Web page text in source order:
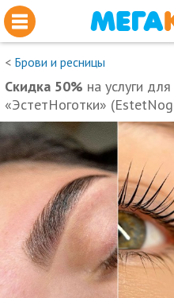
< Брови и ресницы
Скидка 50% на услуги
«ЭстетНоготки»